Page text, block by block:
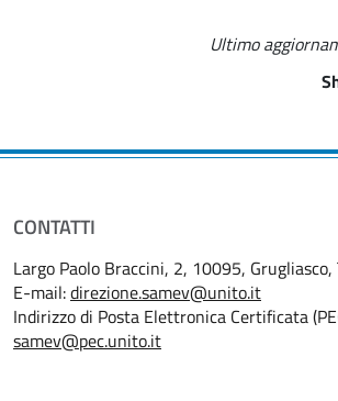
Ultimo
CONTATTI
Largo Paolo Braccini, 2, 10095, Grugliasco,
E-mail:direzione.samev@unito.it
Indirizzo di Posta Elettronica Certificata
samev@pec.unito.it